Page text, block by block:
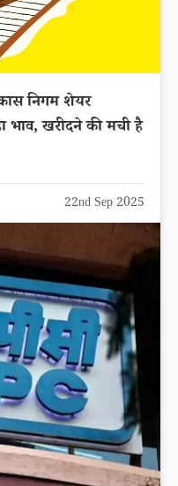
निगम शेयर
भाव, खरीदने की मची है
22nd Sep 2025